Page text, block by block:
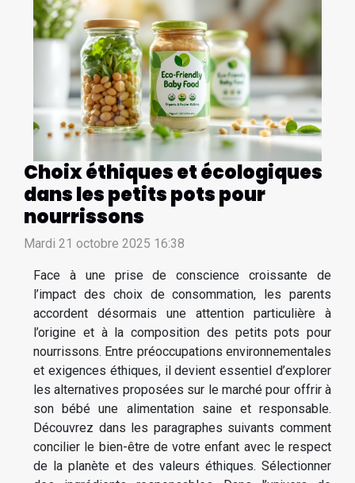
Choix éthiques et écologiques
dans les petits pots pour
nourrissons
Mardi 21 octobre 2025 16:38
Face à une prise de conscience croissante de
l’impact des choix de consommation, les parents
accordent désormais une attention particulière à
l’origine et à la composition des petits pots pour
nourrissons. Entre préoccupations environnementales
et exigences éthiques, il devient essentiel d’explorer
les alternatives proposées sur le marché pour offrir à
son bébé une alimentation saine et responsable.
Découvrez dans les paragraphes suivants comment
concilier le bien-être de votre enfant avec le respect
de la planète et des valeurs éthiques. Sélectionner